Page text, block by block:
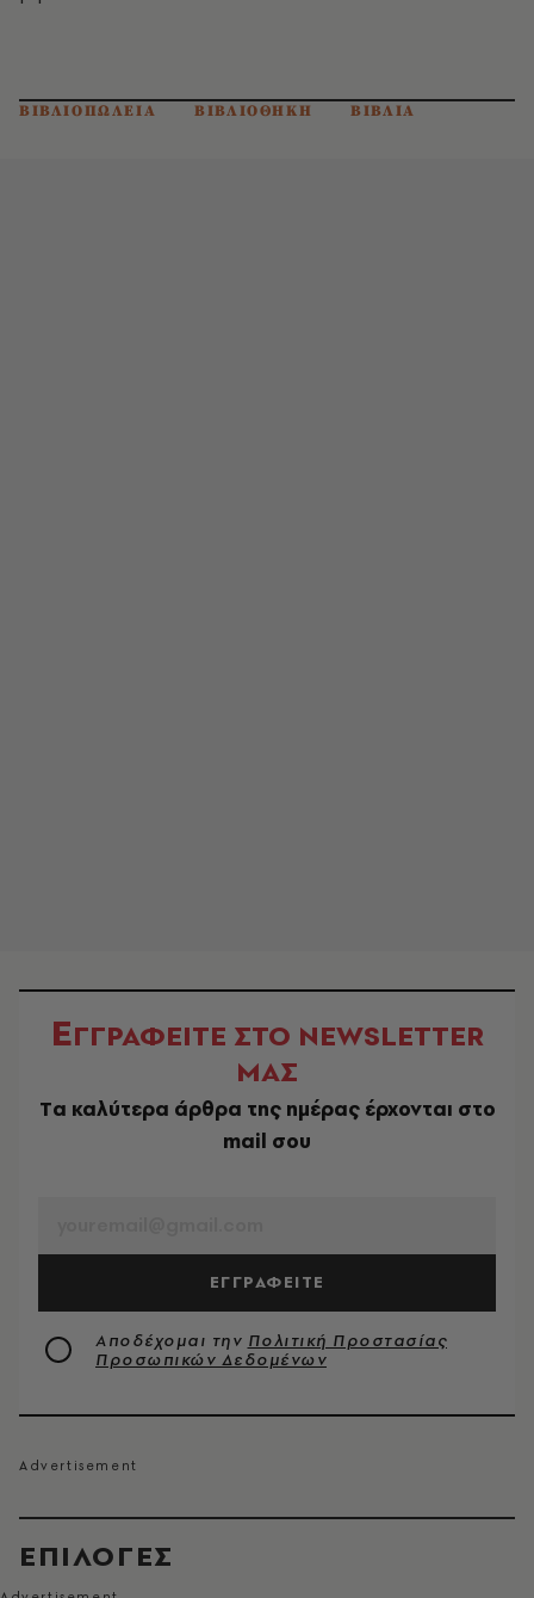
EΠΙΛΟΓΈΣ
ΒΙΒΛΙΟΠΩΛΕΙΑ ΒΙΒΛΙΟΘΗΚΗ ΒΙΒΛΙΑ
ΕΓΓΡΑΦΕΙΤΕ ΣΤΟ NEWSLETTER
ΜΑΣ
Tα καλύτερα άρθρα της ημέρας έρχονται στο
mail σου
ΕΓΓΡΑΦΕΙΤΕ
Αποδέχομαι την Πολιτική Προστασίας
Προσωπικών Δεδομένων